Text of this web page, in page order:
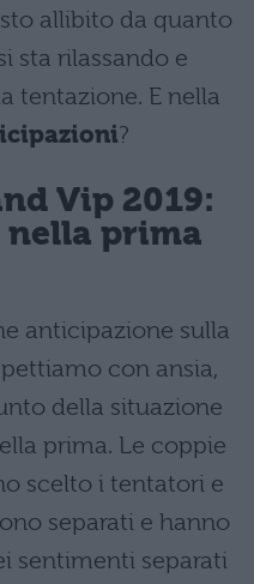
allibito da quanto
sta rilassando e
tentazione. E nella
?
Vip 2019:
nella prima
anticipazione sulla
con ansia,
della situazione
prima. Le coppie
scelto i tentatori e
separati e hanno
sentimenti separati